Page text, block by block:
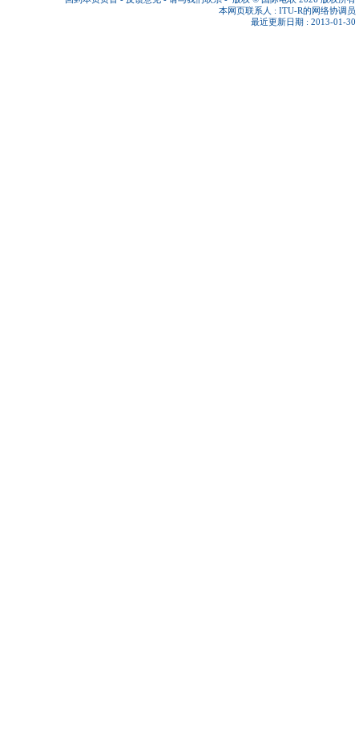
本网页联系人 : ITU-R的网络协调员
最近更新日期 : 2013-01-30